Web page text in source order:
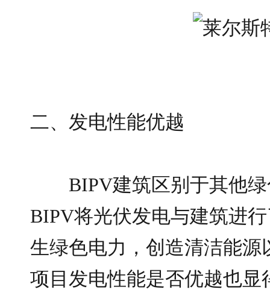
二、发电性能优越
BIPV建筑区别于其他
BIPV将光伏发电与建筑进
生绿色电力，创造清洁能
项目发电性能是否优越也显